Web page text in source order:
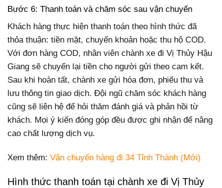
Bước 6: Thanh toán và chăm sóc sau vận chuyển
Khách hàng thực hiện thanh toán theo hình thức đã
thỏa thuận: tiền mặt, chuyển khoản hoặc thu hộ COD.
Với đơn hàng COD, nhân viên chành xe đi Vị Thủy Hậu
Giang sẽ chuyển lại tiền cho người gửi theo cam kết.
Sau khi hoàn tất, chành xe gửi hóa đơn, phiếu thu và
lưu thông tin giao dịch. Đội ngũ chăm sóc khách hàng
cũng sẽ liên hệ để hỏi thăm đánh giá và phản hồi từ
khách. Mọi ý kiến đóng góp đều được ghi nhận để nâng
cao chất lượng dịch vụ.
Xem thêm: Vận chuyển hàng đi 34 Tỉnh Thành (Mới)
Hình thức thanh toán tại chành xe đi Vị Thủy